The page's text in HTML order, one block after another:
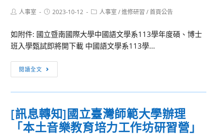
英
語
文
士
113
學
Post人事室
Post2023-10-12
Post人事室 / 進修研習 / 首頁公告
如附件: 國立暨南國際大學中國語文學系113學年度碩、博士
班入學甄試即將開下載 中國語文學系113學...
閱讀全文
息
轉
國
立
[訊息轉知]國立臺灣師範大學辦理
「本土音樂教育培力工作坊研習營」